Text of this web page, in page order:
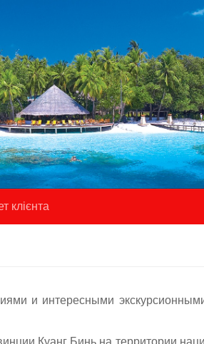
клієнта
и интересными
Куанг Бинь на территории